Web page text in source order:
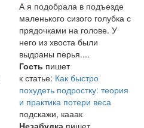
А я подобрала в подъезде
маленького сизого голубка с
прядочками на голове. У
него из хвоста были
выдраны перья....
Гость пишет
к статье: Как быстро
похудеть подростку: теория
и практика потери веса
подскажи, кааак
Незабудка пишет